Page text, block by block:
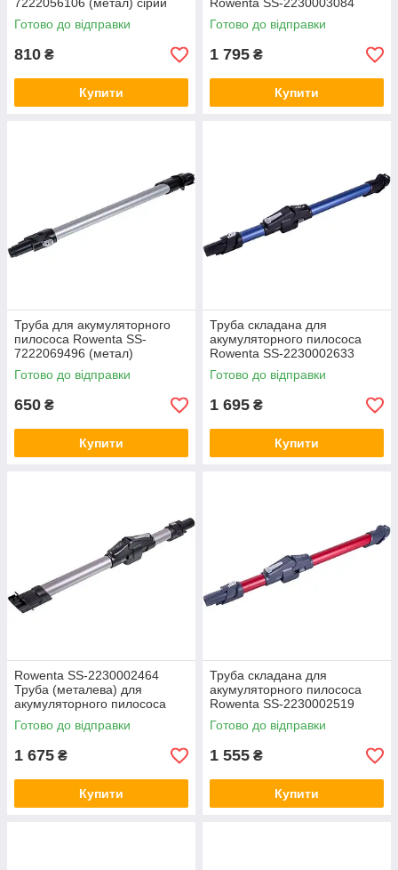
Готово до відправки
810 ₴
Купити
металева сіра+чорна
Готово до відправки
1 795 ₴
Купити
Труба для акумуляторного
пилососа Rowenta SS-
7222069496 (метал)
Готово до відправки
650 ₴
Купити
Труба складана для
акумуляторного пилососа
Rowenta SS-2230002633
металева
Готово до відправки
1 695 ₴
Купити
Rowenta SS-2230002464
Труба (металева) для
акумуляторного пилососа
Готово до відправки
1 675 ₴
Купити
Труба складана для
акумуляторного пилососа
Rowenta SS-2230002519
металева червона
Готово до відправки
1 555 ₴
Купити